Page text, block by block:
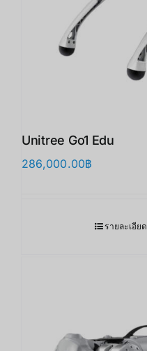
Unitree Go1 Edu
286,000.00฿
รายละเอียด